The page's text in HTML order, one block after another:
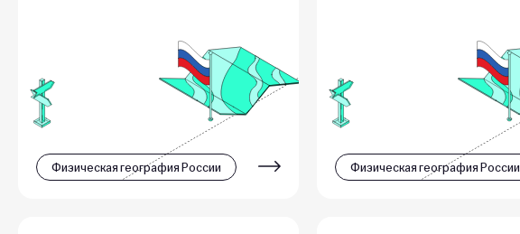
Физическая география России Физическая география России